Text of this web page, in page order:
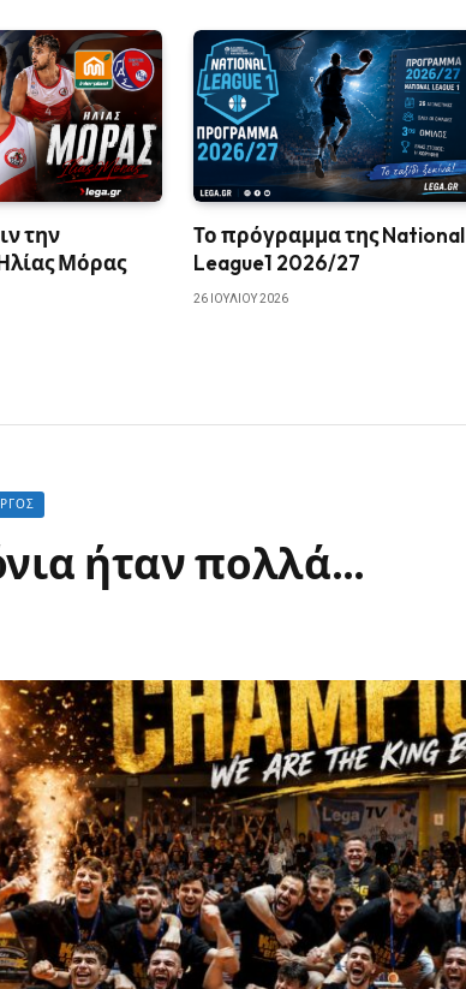
την
Μόρας
Το πρόγραμμα της National
League1 2026/27
26 ΙΟΥΛΊΟΥ 2026
ήταν πολλά…